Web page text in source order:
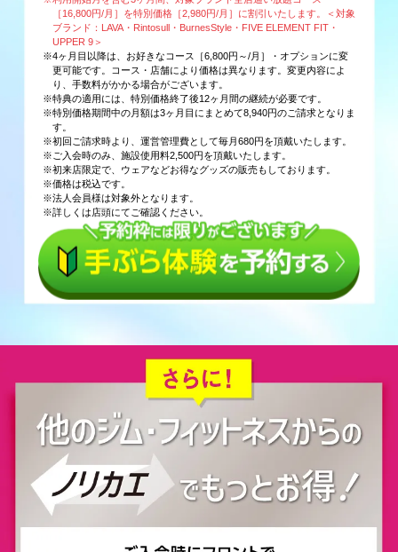
［16,800円/月］を特別価格［2,980円/月］に割引いたします。＜対象
ブランド：LAVA・Rintosull・BurnesStyle・FIVE ELEMENT FIT・
UPPER 9＞
※4ヶ月目以降は、お好きなコース［6,800円～/月］・オプションに変
更可能です。コース・店舗により価格は異なります。変更内容によ
り、手数料がかかる場合がございます。
※特典の適用には、特別価格終了後12ヶ月間の継続が必要です。
※特別価格期間中の月額は3ヶ月目にまとめて8,940円のご請求となりま
す。
※初回ご請求時より、運営管理費として毎月680円を頂戴いたします。
※ご入会時のみ、施設使用料2,500円を頂戴いたします。
※初来店限定で、ウェアなどお得なグッズの販売もしております。
※価格は税込です。
※法人会員様は対象外となります。
※詳しくは店頭にてご確認ください。